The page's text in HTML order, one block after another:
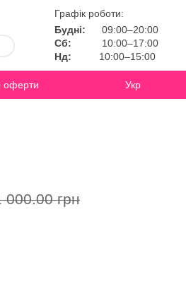
Графік роботи:
Будні:
09:00–20:00
Сб:
10:00–17:00
Нд:
10:00–15:00
оферти
Укр
000.00 грн